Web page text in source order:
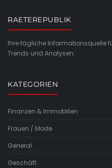
RAETEREPUBLIK
Ihre tägliche Informationsquelle
Trends und Analysen.
KATEGORIEN
Finanzen & Immobilien
Frauen / Mode
General
Geschäft